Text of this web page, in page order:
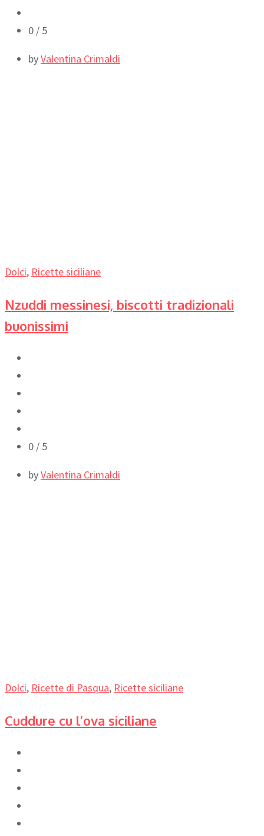
0 / 5
byValentina Crimaldi
Dolci, Ricette siciliane
Nzuddi messinesi, biscotti tradizionali
buonissimi
0 / 5
byValentina Crimaldi
Dolci, Ricette di Pasqua, Ricette siciliane
Cuddure cu l’ova siciliane